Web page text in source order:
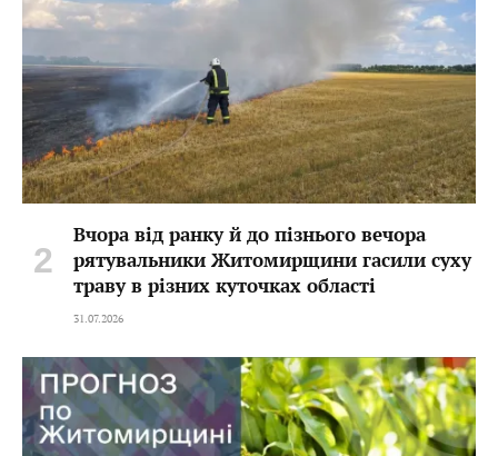
Вчора від ранку й до пізнього вечора
рятувальники Житомирщини гасили суху
траву в різних куточках області
31.07.2026